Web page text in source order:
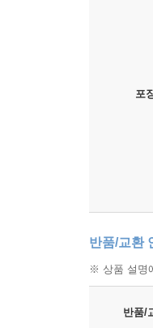
포
반품/교환
※ 상품 설명
반품/